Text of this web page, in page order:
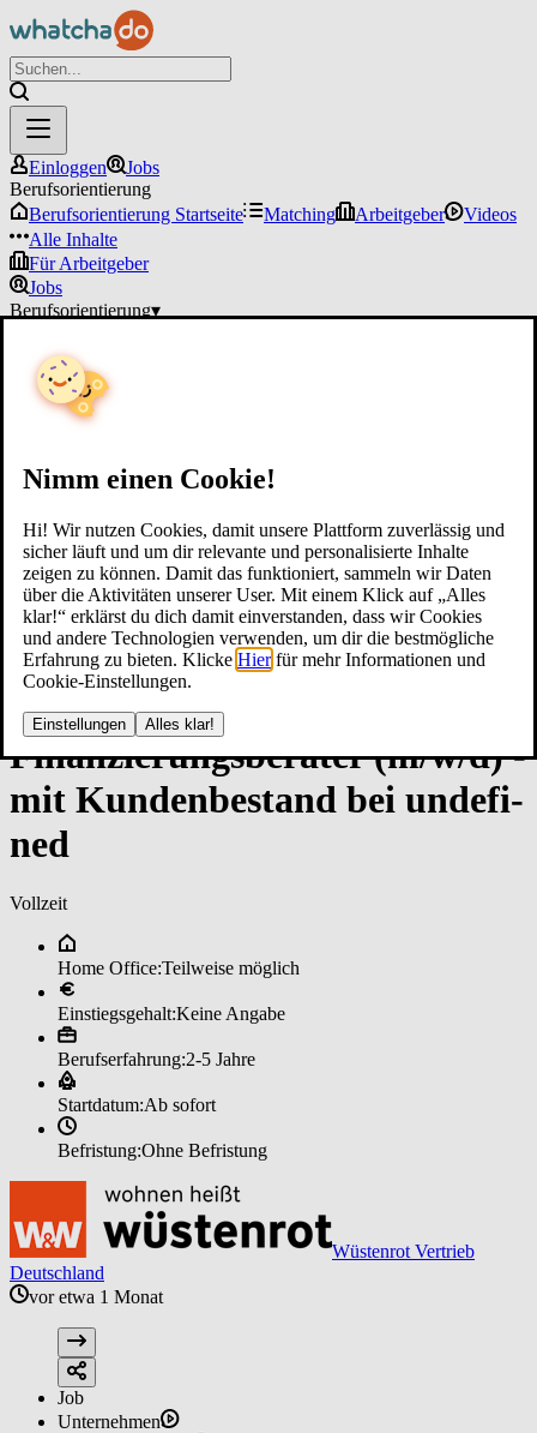
Nimm einen Cookie!
Hi! Wir nutzen Cookies, damit unsere Plattform zuverlässig und
sicher läuft und um dir relevante und personalisierte Inhalte
zeigen zu können. Damit das funktioniert, sammeln wir Daten
über die Aktivitäten unserer User. Mit einem Klick auf „Alles
klar!“ erklärst du dich damit einverstanden, dass wir Cookies
und andere Technologien verwenden, um dir die bestmögliche
Erfahrung zu bieten. Klicke Hier für mehr Informationen und
Cookie-Einstellungen.
Einstellungen Alles klar!
Einloggen
Jobs
Berufsorientierung
Berufsorientierung Startseite
Matching Arbeitgeber
Videos
Alle Inhalte
Für Arbeitgeber
Jobs
Berufsorientierung▾
Fi­nan­zie­rungs­be­ra­ter (m/w/d) ­
mit Kun­den­be­stan­d bei un­de­fi­
ned
Vollzeit
Home Office:Teilweise möglich
Einstiegsgehalt:Keine Angabe
Berufserfahrung:2-5 Jahre
Startdatum:Ab sofort
Befristung:Ohne Befristung
Wüstenrot Vertrieb
Deutschland
vor etwa 1 Monat
Job
Unternehmen